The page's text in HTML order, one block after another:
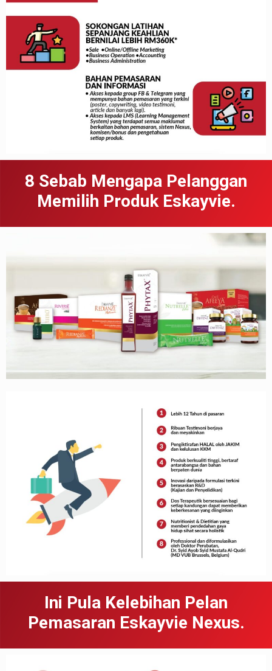
8 Sebab Mengapa Pelanggan
Memilih Produk Eskayvie.
Ini Pula Kelebihan Pelan
Pemasaran Eskayvie Nexus.